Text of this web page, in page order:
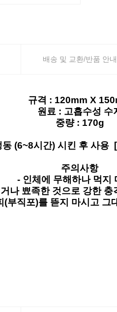
배송 및 교환/반품 안내
규격 : 120mm X
원료 : 고흡수성 수
중량 : 170g
(6~8시간) 시킨 후 사용
주의사항
- 인체에 무해하나 먹지
나 뾰족한 것으로 강한 충
(부직포)를 뜯지 마시고 그